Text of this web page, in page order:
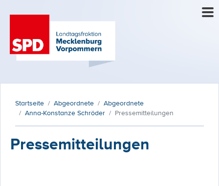
Startseite Abgeordnete
Abgeordnete
Anna-Konstanze Schröder
Pressemitteilungen
Pressemitteilungen